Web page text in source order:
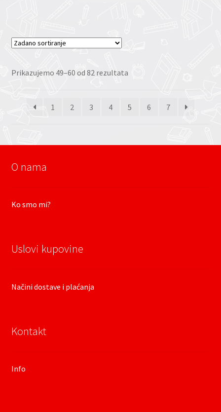
Prikazujemo 49–60 od 82 rezultata
1 2 3 4 5 6 7
O nama
Ko smo mi?
Uslovi kupovine
Načini dostave i plaćanja
Kontakt
Info